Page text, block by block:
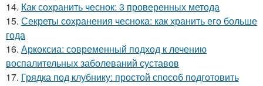
14. Как сохранить чеснок: 3 проверенных метода
15. Секреты сохранения чеснока: как хранить его больше
года
16. Аркоксиа: современный подход к лечению
воспалительных заболеваний суставов
17. Грядка под клубнику: простой способ подготовить